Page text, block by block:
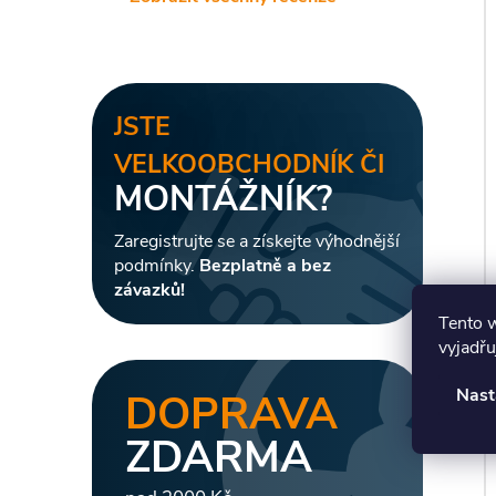
Tento
JSTE
VELKOOBCHODNÍK ČI
MONTÁŽNÍK?
Zaregistrujte se a získejte výhodnější
podmínky.Bezplatně a bez
závazků!
DOPRAVA
ZDARMA